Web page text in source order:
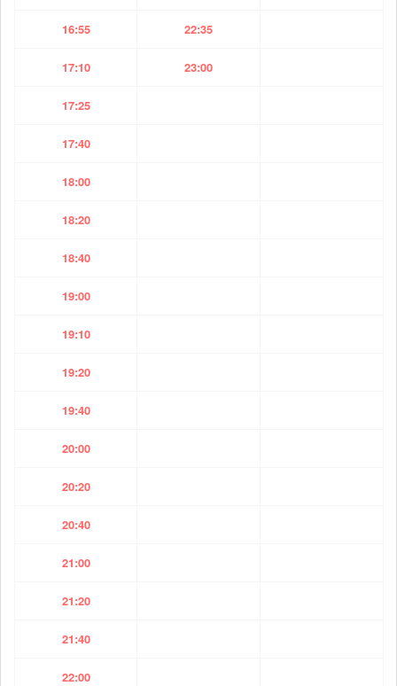
16:55 22:35
17:10 23:00
17:25
17:40
18:00
18:20
18:40
19:00
19:10
19:20
19:40
20:00
20:20
20:40
21:00
21:20
21:40
22:00